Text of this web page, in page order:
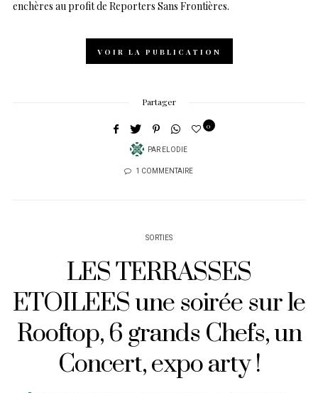
enchères au profit de Reporters Sans Frontières.
VOIR LA PUBLICATION
Partager
PAR ELODIE
0
1 COMMENTAIRE
SORTIES
LES TERRASSES
ETOILEES une soirée sur le
Rooftop, 6 grands Chefs, un
Concert, expo arty !